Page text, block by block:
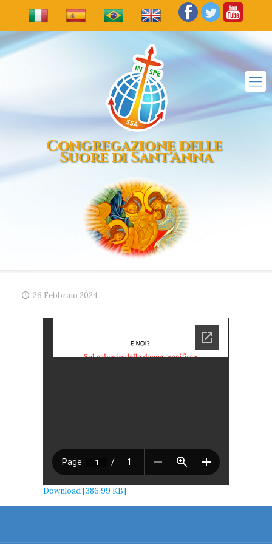
Congregazione delle
Suore di Sant'Anna
26 Febbraio 2024
Download [386.99 KB]